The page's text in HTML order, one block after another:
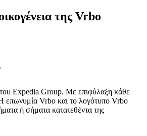
της Vrbo
Expedia Group. Με επιφύλαξη κάθε
επωνυμία Vrbo και το λογότυπο Vrbo
ή σήματα κατατεθέντα της